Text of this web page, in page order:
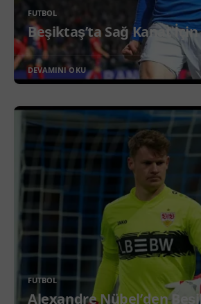
FUTBOL
Beşiktaş’ta Sağ Kanat
DEVAMINI OKU
FUTBOL
Alexandre Nübel’den